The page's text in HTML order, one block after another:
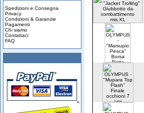
Spedizioni e Consegna
Privacy
Condizioni & Garanzie
Pagamenti
Chi siamo
Contattaci
FAQ